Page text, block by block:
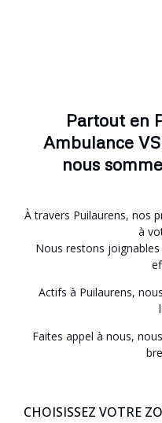
Partout en
Ambulance
nous
À travers Puilaurens, nos
à
Nous restons
Actifs à Puilaurens,
Faites appel à nous,
CHOISISSEZ VOTRE